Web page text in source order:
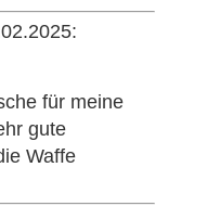
für meine
gute
Waffe